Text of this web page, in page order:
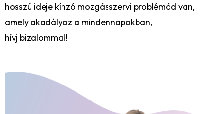
hosszú ideje kínzó mozgásszervi problémád van,
amely akadályoz a mindennapokban,
hívj bizalommal!